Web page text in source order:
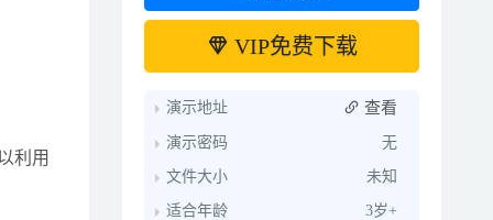
利用
VIP免费下载
演示地址 查看
演示密码 无
文件大小 未知
适合年龄 3岁+